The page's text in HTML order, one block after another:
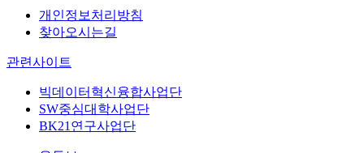
개인정보처리방침
찾아오시는길
관련사이트
빅데이터혁신융합사업단
SW중심대학사업단
BK21연구사업단